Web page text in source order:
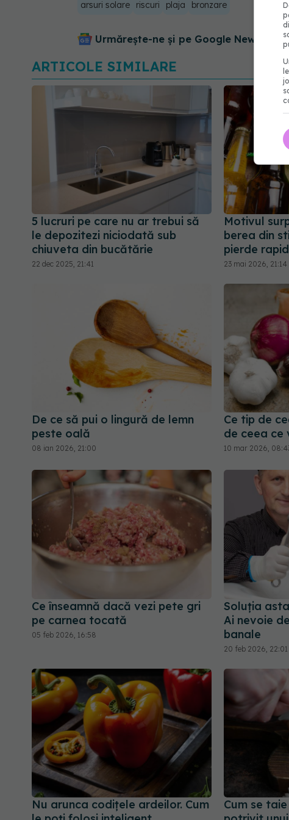
arsuri solare riscuri plaja bronzare
Urmărește-ne și pe Google News -
ARTICOLE SIMILARE
5 lucruri pe care nu ar trebui să
le depozitezi niciodată sub
chiuveta din bucătărie
22 dec 2025, 21:41
Motivul
berea din
pierde
23 mai 2026, 21:14
De ce să pui o lingură de lemn
peste oală
08 ian 2026, 21:00
Ce tip de
de ceea ce
10 mar 2026,
Ce înseamnă dacă vezi pete gri
pe carnea tocată
05 feb 2026, 16:58
Soluția
Ai nevoie
banale
20 feb 2026, 22:01
Nu arunca codițele ardeilor. Cum
Cum se